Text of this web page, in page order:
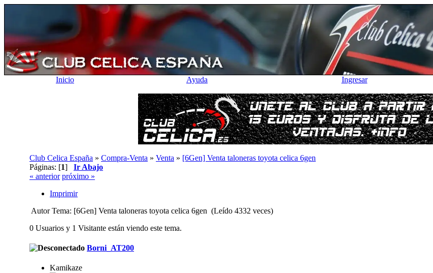
Inicio Ayuda Ingresar
Club Celica España » Compra-Venta » Venta » [6Gen] Venta taloneras toyota celica 6gen
Páginas: [1] Ir Abajo
« anterior próximo »
Imprimir
Autor Tema: [6Gen] Venta taloneras toyota celica 6gen (Leído 4332 veces)
0 Usuarios y 1 Visitante están viendo este tema.
Borni_AT200
Kamikaze